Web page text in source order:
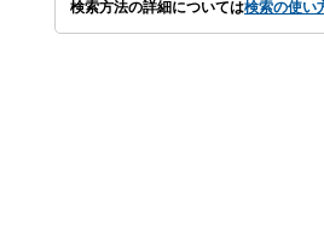
検索方法の詳細については検索の使い